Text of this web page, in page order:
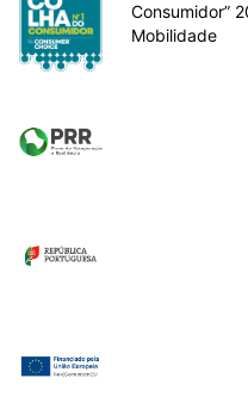
Consumidor”
Mobilidade